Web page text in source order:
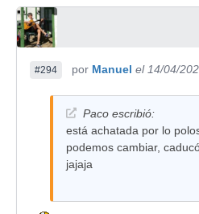
#294 por Manuel el 14/04/
Paco escribió:
está achatada por lo
podemos cambiar,
jajaja